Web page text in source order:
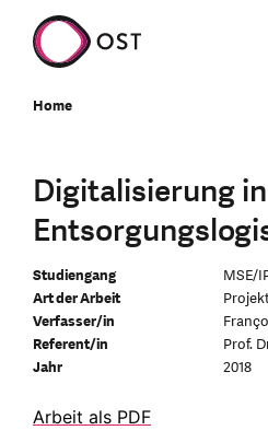
Home
Digitalisierung
Studiengang
MSE/
Art der Arbeit
Verfasser/in
Referent/in
Prof.
Jahr
2018
Arbeit als PDF